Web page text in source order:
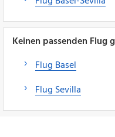
Keinen passenden Flug
Flug Basel
Flug Sevilla